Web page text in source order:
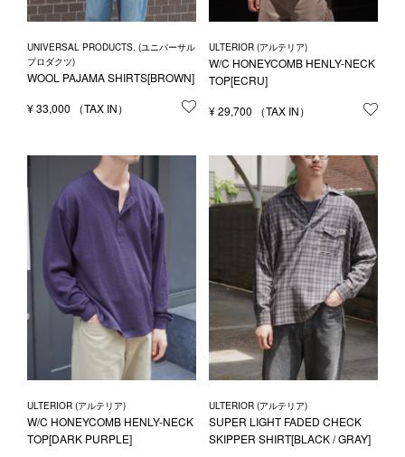
UNIVERSAL PRODUCTS. (ユニバーサル
プロダクツ)
WOOL PAJAMA SHIRTS[BROWN]
¥33,000 お気に入りに登録する
ULTERIOR (アルテリア)
W/C HONEYCOMB HENLY-NECK
TOP[ECRU]
¥29,700
ULTERIOR (アルテリア)
W/C HONEYCOMB HENLY-NECK
TOP[DARK PURPLE]
ULTERIOR (アルテリア)
SUPER LIGHT FADED CHECK
SKIPPER SHIRT[BLACK / GRAY]